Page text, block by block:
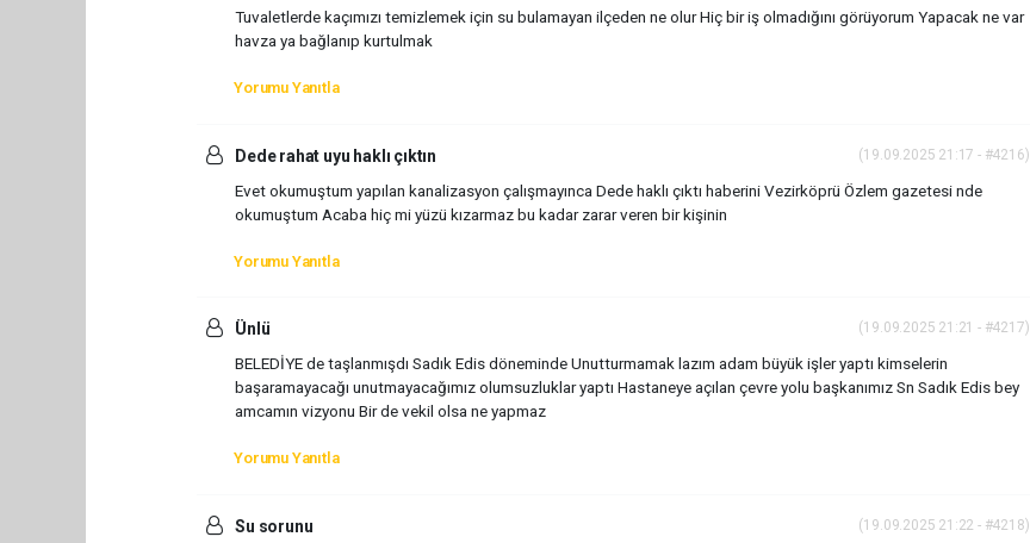
Tuvaletlerde kaçımızı temizlemek için su bulamayan ilçeden ne olur Hiç bir iş olmadığını görüyorum Yapacak ne var
havza ya bağlanıp kurtulmak
Yorumu Yanıtla
Dede rahat uyu haklı çıktın (19.09.2025 21:17 - #4216)
Evet okumuştum yapılan kanalizasyon çalışmayınca Dede haklı çıktı haberini Vezirköprü Özlem gazetesi nde
okumuştum Acaba hiç mi yüzü kızarmaz bu kadar zarar veren bir kişinin
Yorumu Yanıtla
Ünlü (19.09.2025 21:21 - #4217)
BELEDİYE de taşlanmışdı Sadık Edis döneminde Unutturmamak lazım adam büyük işler yaptı kimselerin
başaramayacağı unutmayacağımız olumsuzluklar yaptı Hastaneye açılan çevre yolu başkanımız Sn Sadık Edis bey
amcamın vizyonu Bir de vekil olsa ne yapmaz
Yorumu Yanıtla
Su sorunu (19.09.2025 21:22 - #4218)